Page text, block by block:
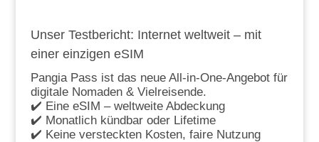
Unser Testbericht: Internet weltweit – mit
einer einzigen eSIM
Pangia Pass ist das neue All-in-One-Angebot für
digitale Nomaden & Vielreisende.
✔️ Eine eSIM – weltweite Abdeckung
✔️ Monatlich kündbar oder Lifetime
✔️ Keine versteckten Kosten, faire Nutzung